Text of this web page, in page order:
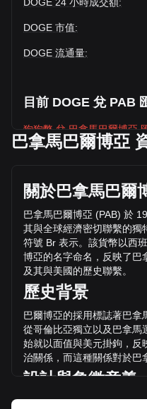
DOGE 市值:
DOGE 流通量:
目前 DOGE 兌 PAB
狗狗幣 兌 巴拿馬巴爾博亞
狗狗幣 的目前價格是 B/
B/.11,981,440,244.29 PAB
狗狗幣%（B/
B/.379,071,886.45 的交易
透過 Bitget 了解更多
Dogecoin 價格
Dogecoin價格預測
什麼是 Dogecoin（DOGE）
狗狗幣 收益計算器
巴拿馬巴爾博亞
關於巴拿馬巴爾
巴拿馬巴爾博亞 (PAB) 於
其與全球經濟密切聯繫的獨
符號 Br 表示。該貨幣以西
博亞的名字命名，反映了巴
及其與美國的歷史聯繫。
歷史背景
巴爾博亞的採用標誌著巴拿
從哥倫比亞獨立以及巴拿馬
始就以面值與美元掛鉤，反
治關係，而這種關係對於巴
設計與象徵意義
巴拿馬巴爾博亞的設計以標